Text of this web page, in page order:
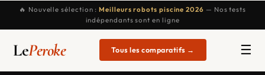
🔥 Nouvelle sélection :Meilleurs robots piscine 2026 — Nos tests
indépendants sont en ligne
LePeroke Tous les comparatifs → ☰